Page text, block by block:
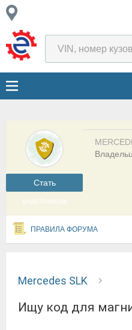
Cтать
участником
ПРАВИЛА ФОРУМА
Mercedes SLK
Ищу код для